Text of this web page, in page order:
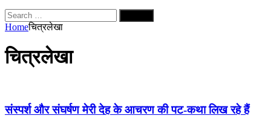
Search
for:
Homeचित्रलेखा
चित्रलेखा
संस्पर्श और संघर्षण मेरी देह के आचरण की पट-कथा लिख रहे हैं